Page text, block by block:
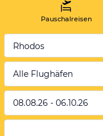
Pauschalreisen
Rhodos
Alle Flughäfen
08.08.26 - 06.10.26